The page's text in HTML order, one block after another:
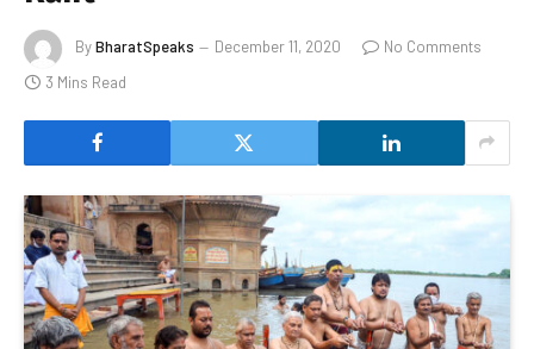
ByBharatSpeaks December 11, 2020
No Comments
3 Mins Read